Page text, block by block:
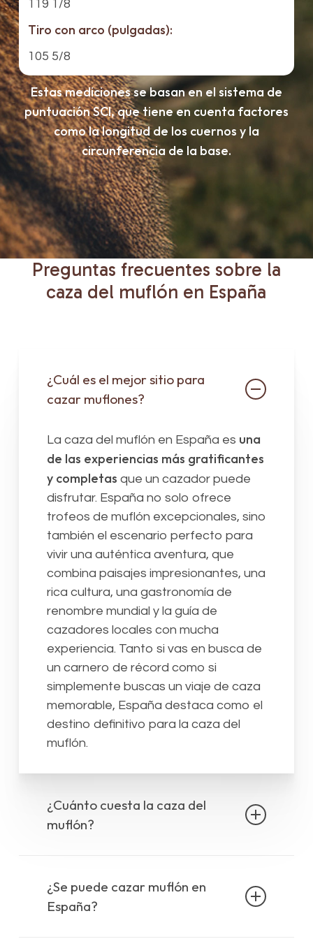
119 1/8
Tiro con arco (pulgadas):
105 5/8
Estas mediciones se basan en el sistema de
puntuación SCI, que tiene en cuenta factores
como la longitud de los cuernos y la
circunferencia de la base.
Preguntas frecuentes sobre la
caza del muflón en España
¿Cuál es el mejor sitio para
cazar muflones?
La caza del muflón en España es una
de las experiencias más gratificantes
y completas que un cazador puede
disfrutar. España no solo ofrece
trofeos de muflón excepcionales, sino
también el escenario perfecto para
vivir una auténtica aventura, que
combina paisajes impresionantes, una
rica cultura, una gastronomía de
renombre mundial y la guía de
cazadores locales con mucha
experiencia. Tanto si vas en busca de
un carnero de récord como si
simplemente buscas un viaje de caza
memorable, España destaca como el
destino definitivo para la caza del
muflón.
¿Cuánto cuesta la caza del
muflón?
depende del tamaño y la calidad del
trofeo que
¿Se puede cazar muflón en
España?